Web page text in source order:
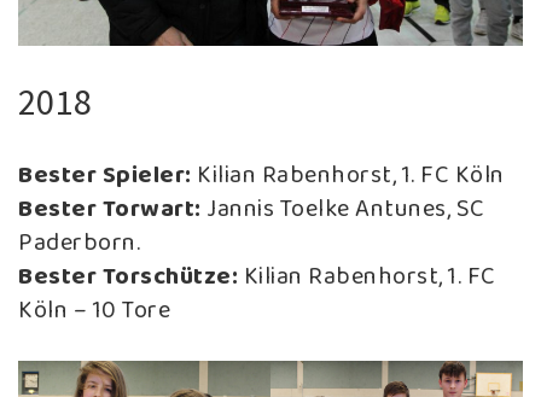
2018
Bester Spieler: Kilian Rabenhorst, 1. FC Köln
Bester Torwart: Jannis Toelke Antunes, SC
Paderborn.
Bester Torschütze: Kilian Rabenhorst, 1. FC
Köln – 10 Tore